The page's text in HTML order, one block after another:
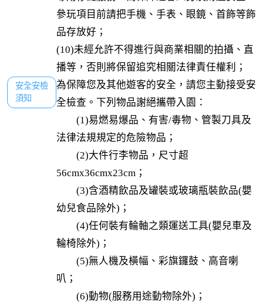
參玩項目前請把手機、手表、眼鏡、首飾等飾
品存放好；
(10)未經允許不得進行與商業相關的拍攝、直
播等，否則將保留追究相關法律責任權利；
安全安檢
須知
為保障您及其他遊客的安全，請您主動接受安
全檢查。下列物品謝絕攜帶入園：
(1)易燃易爆品、有害/毒物、管製刀具及
法律法規規定的危險物品；
(2)大件行李物品，尺寸超
56cmx36cmx23cm；
(3)含酒精飲品及罐裝或玻璃瓶裝飲品(嬰
幼兒食品除外)；
(4)任何裝有輪軸之類運送工具(嬰兒車及
輪椅除外)；
(5)無人機及橫幅、彩旗鑼鼓、高音喇
叭；
(6)動物(服務用途動物除外)；